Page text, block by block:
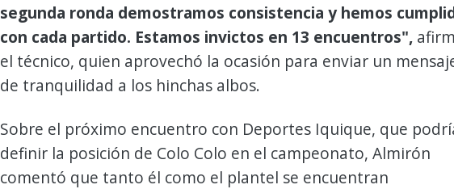
segunda ronda demostramos consistencia y hemos
con cada partido. Estamos invictos en 13 encuentros",
el técnico, quien aprovechó la ocasión para enviar un
de tranquilidad a los hinchas albos.
Sobre el próximo encuentro con Deportes Iquique, que
definir la posición de Colo Colo en el campeonato, Almirón
comentó que tanto él como el plantel se encuentran